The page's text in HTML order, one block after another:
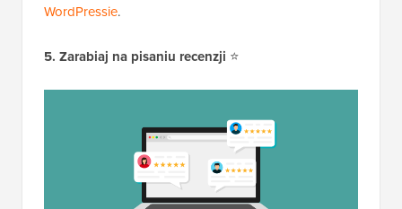
WordPressie.
5. Zarabiaj na pisaniu recenzji ⭐